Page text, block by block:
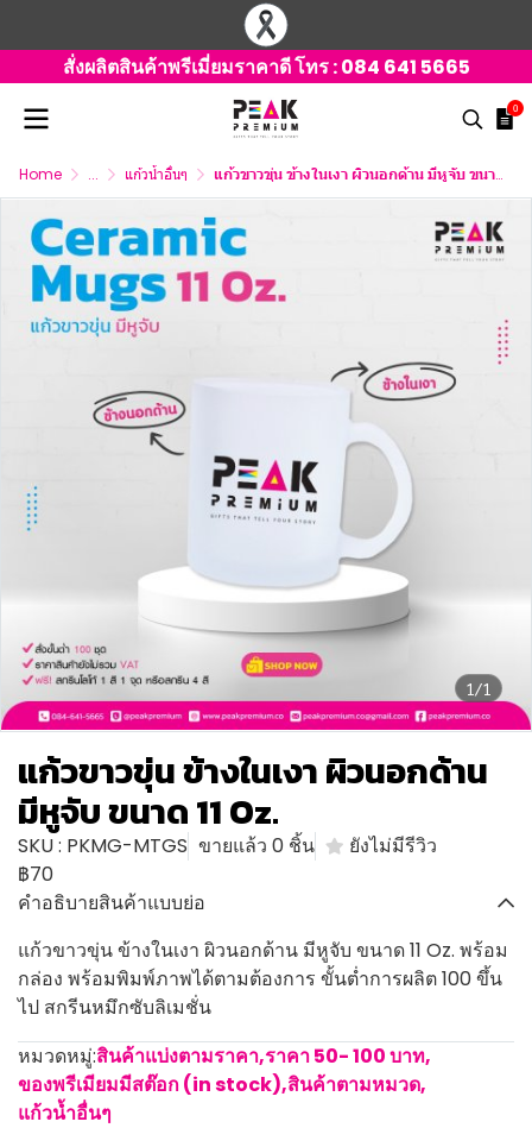
สั่งผลิตสินค้าพรีเมี่ยมราคาดี โทร :084 641 5665
0
Home ... แก้วน้ำอื่นๆ แก้วขาวขุ่น ข้างในเงา ผิวนอกด้าน มีหูจับ ขนาด 11 Oz.
1/1
แก้วขาวขุ่น ข้างในเงา ผิวนอกด้าน
มีหูจับ ขนาด 11 Oz.
SKU : PKMG-MTGS ขายแล้ว 0 ชิ้น
ยังไม่มีรีวิว
฿70
คำอธิบายสินค้าแบบย่อ
แก้วขาวขุ่น ข้างในเงา ผิวนอกด้าน มีหูจับ ขนาด 11 Oz. พร้อม
กล่อง พร้อมพิมพ์ภาพได้ตามต้องการ ขั้นต่ำการผลิต 100 ขึ้น
ไป สกรีนหมึกซับลิเมชั่น
หมวดหมู่:สินค้าแบ่งตามราคา,ราคา 50- 100 บาท,
ของพรีเมียมมีสต๊อก (in stock),สินค้าตามหมวด,
แก้วน้ำอื่นๆ